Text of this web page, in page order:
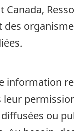
information
ou